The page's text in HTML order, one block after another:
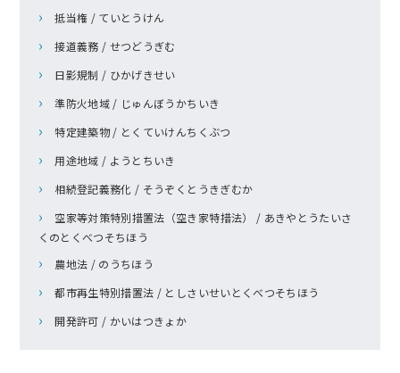
抵当権 / ていとうけん
接道義務 / せつどうぎむ
日影規制 / ひかげきせい
準防火地域 / じゅんぼうかちいき
特定建築物 / とくていけんちくぶつ
用途地域 / ようとちいき
相続登記義務化 / そうぞくとうきぎむか
空家等対策特別措置法（空き家特措法） / あきやとうたいさ
くのとくべつそちほう
農地法 / のうちほう
都市再生特別措置法 / としさいせいとくべつそちほう
開発許可 / かいはつきょか